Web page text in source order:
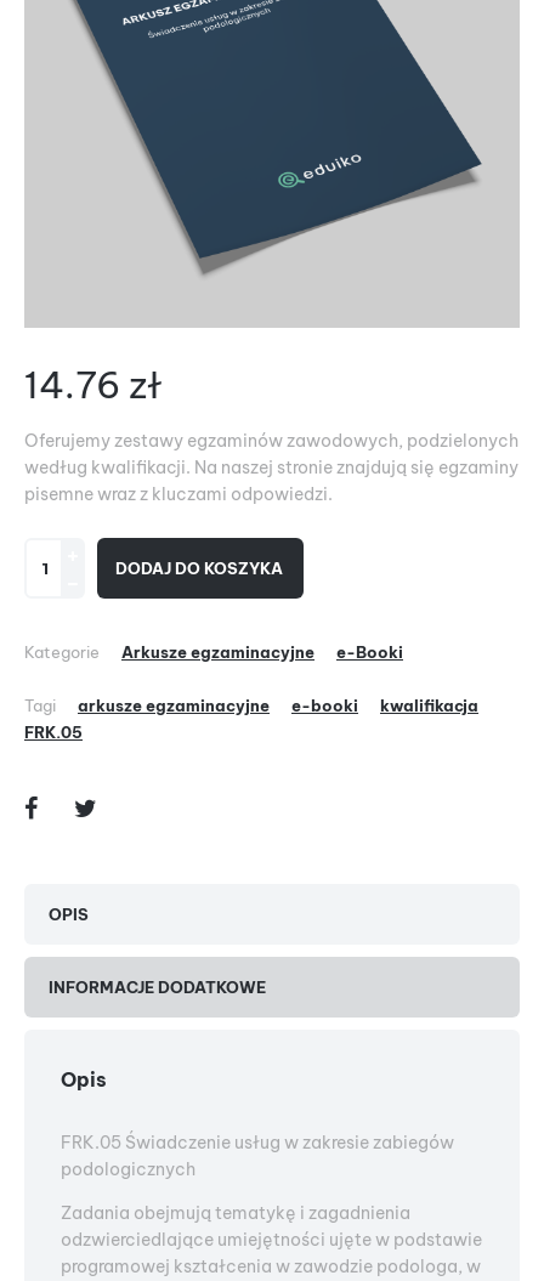
14.76 zł
Oferujemy zestawy egzaminów zawodowych, podzielonych
według kwalifikacji. Na naszej stronie znajdują się egzaminy
pisemne wraz z kluczami odpowiedzi.
DODAJ DO KOSZYKA
Kategorie Arkusze egzaminacyjne e-Booki
Tagi arkusze egzaminacyjne e-booki
kwalifikacja
FRK.05
OPIS
INFORMACJE DODATKOWE
Opis
FRK.05 Świadczenie usług w zakresie zabiegów
podologicznych
Zadania obejmują tematykę i zagadnienia
odzwierciedlające umiejętności ujęte w podstawie
programowej kształcenia w zawodzie podologa, w